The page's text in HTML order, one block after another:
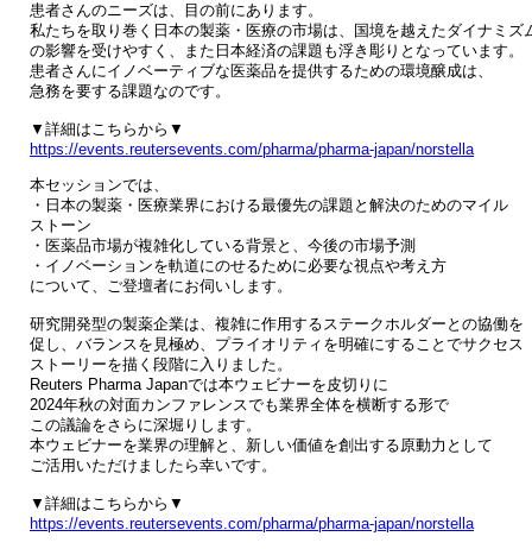
患者さんのニーズは、目の前にあります。
私たちを取り巻く日本の製薬・医療の市場は、国境を越えたダイナミズ
の影響を受けやすく、また日本経済の課題も浮き彫りとなっています。
患者さんにイノベーティブな医薬品を提供するための環境醸成は、
急務を要する課題なのです。
https://events.reutersevents.com/pharma/pharma-japan/norstella
本セッションでは、
・日本の製薬・医療業界における最優先の課題と解決のためのマイル
ストーン
・医薬品市場が複雑化している背景と、今後の市場予測
・イノベーションを軌道にのせるために必要な視点や考え方
について、ご登壇者にお伺いします。
研究開発型の製薬企業は、複雑に作用するステークホルダーとの協働を
促し、バランスを見極め、プライオリティを明確にすることでサクセス
ストーリーを描く段階に入りました。
Reuters Pharma Japanでは本ウェビナーを皮切りに
2024年秋の対面カンファレンスでも業界全体を横断する形で
この議論をさらに深堀りします。
本ウェビナーを業界の理解と、新しい価値を創出する原動力として
ご活用いただけましたら幸いです。
https://events.reutersevents.com/pharma/pharma-japan/norstella